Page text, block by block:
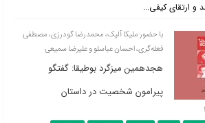
و ارتقای کیفی...
با حضور ملیکا آلیک، محمدرضا گودرزی، مصطفی
فعله‌گری، احسان عباسلو و علیرضا سمیعی
هجدهمین میزگرد بوطیقا: گفتگو
پیرامون شخصیت در داستان